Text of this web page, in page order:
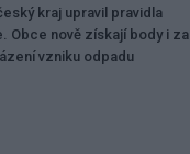
kraj upravil pravidla
Obce nově získají body i za
vzniku odpadu